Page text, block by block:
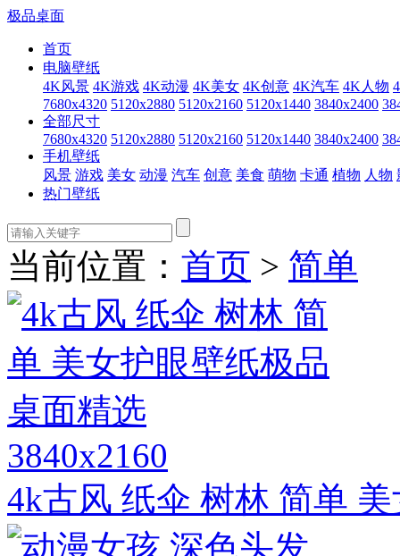
极品桌面
首页
电脑壁纸
4K风景 4K游戏 4K动漫 4K美女 4K创意 4K汽车 4K人物
7680x4320 5120x2880 5120x2160 5120x1440 3840x2400
全部尺寸
7680x4320 5120x2880 5120x2160 5120x1440 3840x2400
手机壁纸
风景 游戏 美女 动漫 汽车 创意 美食 萌物 卡通 植物 人物
热门壁纸
当前位置： 首页 > 简单
3840x2160
4k古风 纸伞 树林 简单